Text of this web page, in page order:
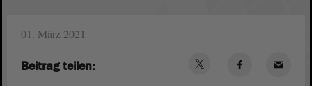
01. März 2021
Beitrag teilen: